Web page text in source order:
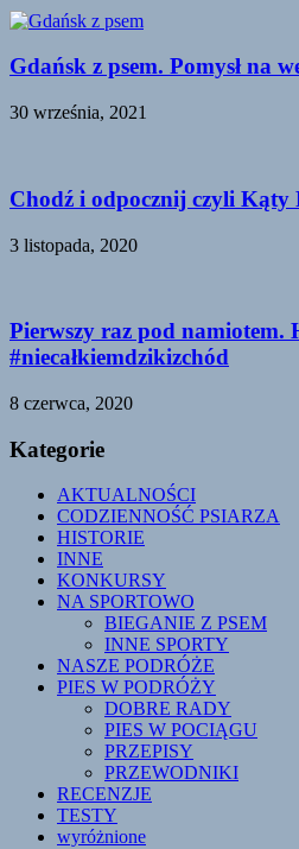
Gdańsk z psem. Pomysł na
30 września, 2021
Chodź i odpocznij czyli Kąty
3 listopada, 2020
Pierwszy raz pod
#niecałkiemdzikizchód
8 czerwca, 2020
Kategorie
AKTUALNOŚCI
CODZIENNOŚĆ PSIARZA
HISTORIE
INNE
KONKURSY
NA SPORTOWO
BIEGANIE Z PSEM
INNE SPORTY
NASZE PODRÓŻE
PIES W PODRÓŻY
DOBRE RADY
PIES W POCIĄGU
PRZEPISY
PRZEWODNIKI
RECENZJE
TESTY
wyróżnione